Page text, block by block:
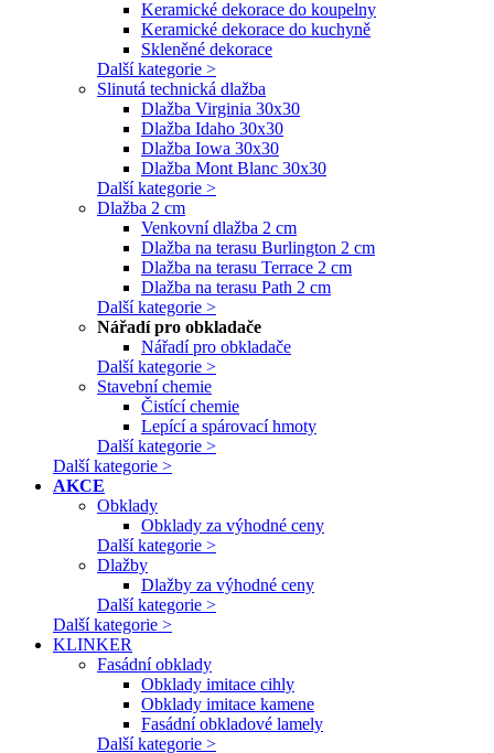
Keramické dekorace do koupelny
Keramické dekorace do kuchyně
Skleněné dekorace
Další kategorie >
Slinutá technická dlažba
Dlažba Virginia 30x30
Dlažba Idaho 30x30
Dlažba Iowa 30x30
Dlažba Mont Blanc 30x30
Další kategorie >
Dlažba 2 cm
Venkovní dlažba 2 cm
Dlažba na terasu Burlington 2 cm
Dlažba na terasu Terrace 2 cm
Dlažba na terasu Path 2 cm
Další kategorie >
Nářadí pro obkladače
Nářadí pro obkladače
Další kategorie >
Stavební chemie
Čistící chemie
Lepící a spárovací hmoty
Další kategorie >
Další kategorie >
AKCE
Obklady
Obklady za výhodné ceny
Další kategorie >
Dlažby
Dlažby za výhodné ceny
Další kategorie >
Další kategorie >
KLINKER
Fasádní obklady
Obklady imitace cihly
Obklady imitace kamene
Fasádní obkladové lamely
Další kategorie >